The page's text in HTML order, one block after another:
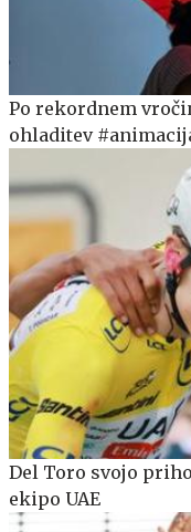
Po rekordnem
ohladitev
Del Toro svojo
ekipo UAE